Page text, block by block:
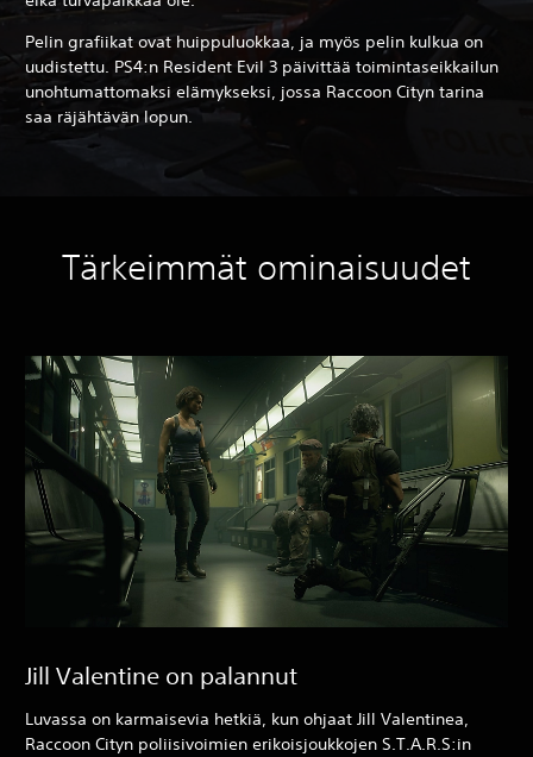
Pelin grafiikat ovat huippuluokkaa, ja myös pelin kulkua on
uudistettu. PS4:n Resident Evil 3 päivittää toimintaseikkailun
unohtumattomaksi elämykseksi, jossa Raccoon Cityn tarina
saa räjähtävän lopun.
Tärkeimmät ominaisuudet
Jill Valentine on palannut
Luvassa on karmaisevia hetkiä, kun ohjaat Jill Valentinea,
Raccoon Cityn poliisivoimien erikoisjoukkojen S.T.A.R.S:in